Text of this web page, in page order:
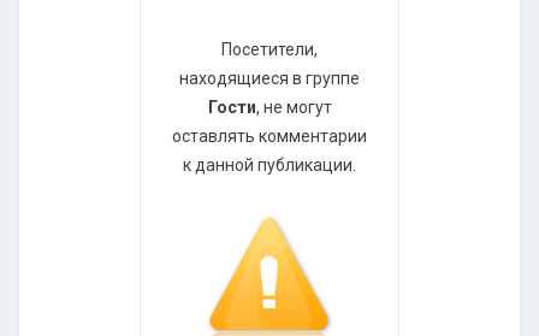
Посетители,
находящиеся в группе
Гости, не могут
оставлять комментарии
к данной публикации.